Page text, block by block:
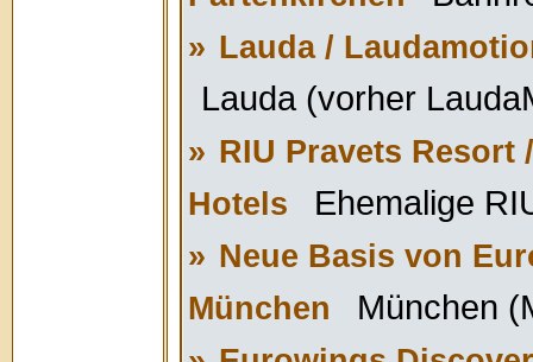
» Lauda /
Lauda (vorher
» RIU Pravets
Hotels
Ehemalige
» Neue Basis von
München
München